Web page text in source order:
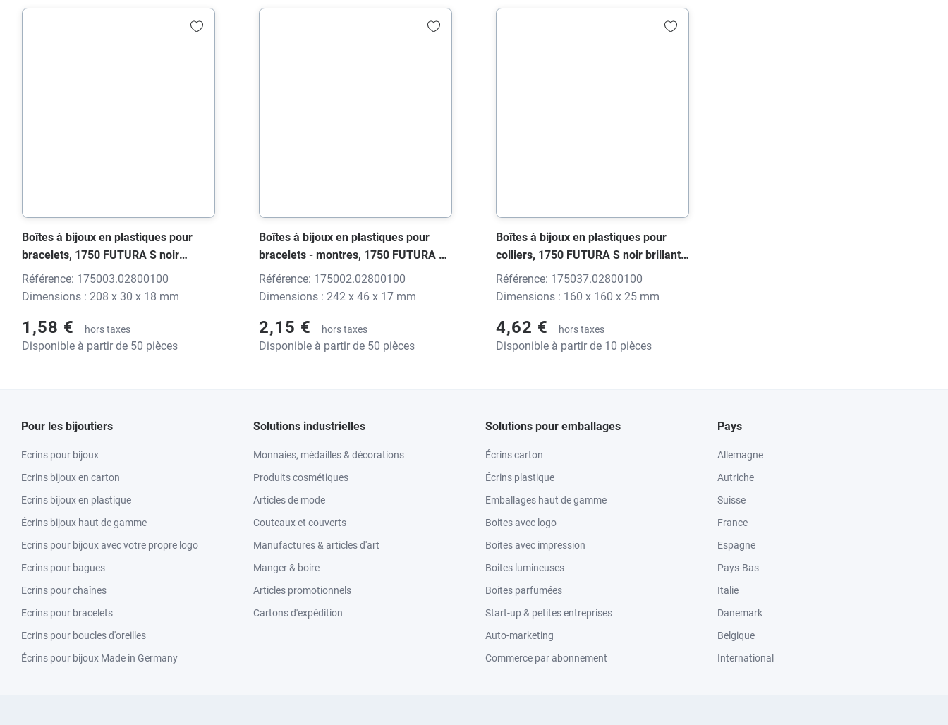
Boîtes à bijoux en plastiques pour
bracelets, 1750 FUTURA S noir
brillant, 208x30x18 mm, sans
impression
Référence: 175003.02800100
Dimensions : 208 x 30 x 18 mm
1,58 € hors taxes
Disponible à partir de 50 pièces
Boîtes à bijoux en plastiques pour
bracelets - montres, 1750 FUTURA S
noir brillant, 242x46x17 mm, sans
impression
Référence: 175002.02800100
Dimensions : 242 x 46 x 17 mm
2,15 € hors taxes
Disponible à partir de 50 pièces
Boîtes à bijoux en plastiques pour
colliers, 1750 FUTURA S noir brillant,
160x160x25 mm, sans impression
Référence: 175037.02800100
Dimensions : 160 x 160 x 25 mm
4,62 € hors taxes
Disponible à partir de 10 pièces
Pour les bijoutiers
Ecrins pour bijoux
Ecrins bijoux en carton
Ecrins bijoux en plastique
Écrins bijoux haut de gamme
Ecrins pour bijoux avec votre propre logo
Ecrins pour bagues
Ecrins pour chaînes
Ecrins pour bracelets
Ecrins pour boucles d'oreilles
Écrins pour bijoux Made in Germany
Solutions industrielles
Monnaies, médailles & décorations
Produits cosmétiques
Articles de mode
Couteaux et couverts
Manufactures & articles d'art
Manger & boire
Articles promotionnels
Cartons d'expédition
Solutions pour emballages
Écrins carton
Écrins plastique
Emballages haut de gamme
Boites avec logo
Boites avec impression
Boites lumineuses
Boites parfumées
Start-up & petites entreprises
Auto-marketing
Commerce par abonnement
Pays
Allemagne
Autriche
Suisse
France
Espagne
Pays-Bas
Italie
Danemark
Belgique
International